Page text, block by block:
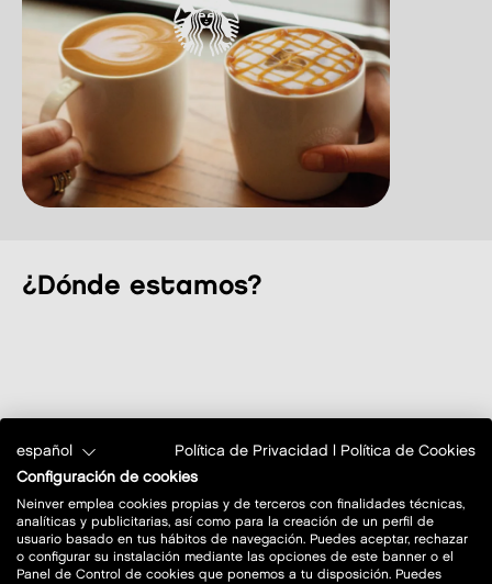
¿Dónde estamos?
español Política de Privacidad
Política de Cookies
Configuración de cookies
Neinver emplea cookies propias y de terceros con finalidades técnicas,
analíticas y publicitarias, así como para la creación de un perfil de
usuario basado en tus hábitos de navegación. Puedes aceptar, rechazar
o configurar su instalación mediante las opciones de este banner o el
Panel de Control de cookies que ponemos a tu disposición. Puedes